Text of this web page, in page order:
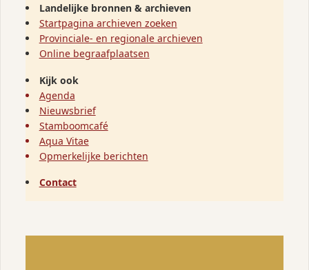
Landelijke bronnen & archieven
Startpagina archieven zoeken
Provinciale- en regionale archieven
Online begraafplaatsen
Kijk ook
Agenda
Nieuwsbrief
Stamboomcafé
Aqua Vitae
Opmerkelijke berichten
Contact